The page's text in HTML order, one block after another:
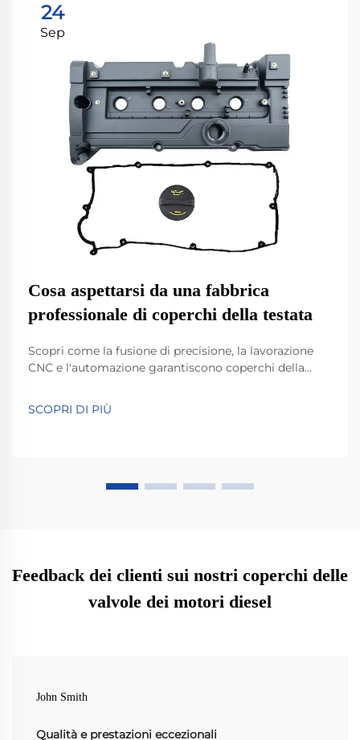
24
Sep
Cosa aspettarsi da una fabbrica
professionale di coperchi della testata
Scopri come la fusione di precisione, la lavorazione
CNC e l'automazione garantiscono coperchi della
sui materiali, sulla tecnologia di tenuta e sul controllo
qualità. Esplora ora.
SCOPRI DI PIÙ
Feedback dei clienti sui nostri coperchi delle
valvole dei motori diesel
John Smith
Qualità e prestazioni eccezionali